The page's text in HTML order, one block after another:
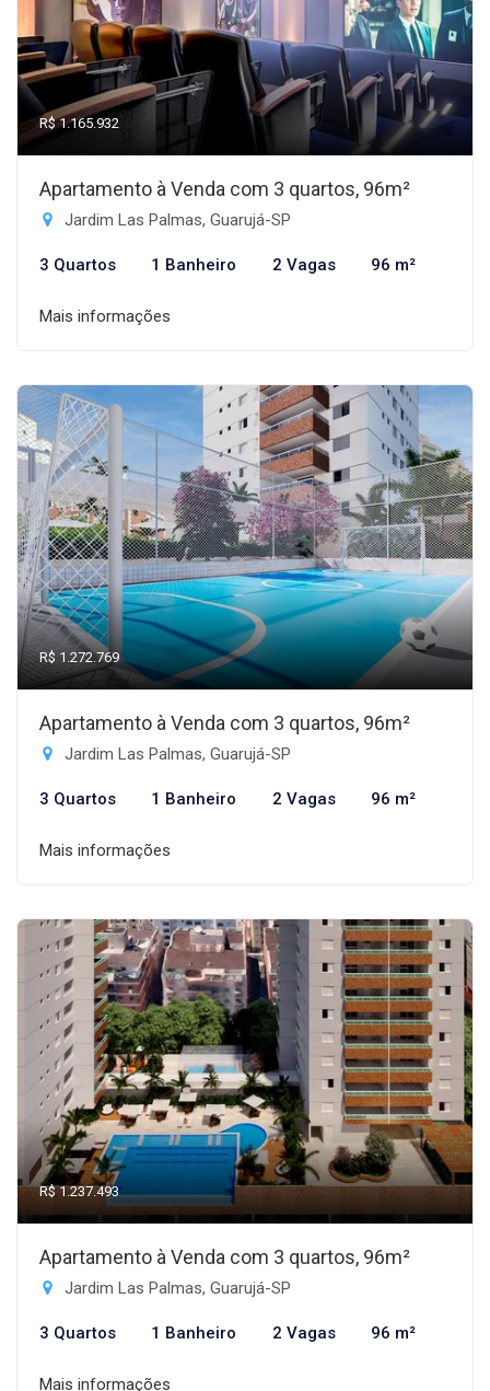
R$ 1.165.932
Apartamento à Venda com 3 quartos, 96m²
Jardim Las Palmas, Guarujá-SP
3 Quartos 1 Banheiro 2 Vagas 96 m²
Mais informações
R$ 1.272.769
Apartamento à Venda com 3 quartos, 96m²
Jardim Las Palmas, Guarujá-SP
3 Quartos 1 Banheiro 2 Vagas 96 m²
Mais informações
R$ 1.237.493
Apartamento à Venda com 3 quartos, 96m²
Jardim Las Palmas, Guarujá-SP
3 Quartos 1 Banheiro 2 Vagas 96 m²
Mais informações